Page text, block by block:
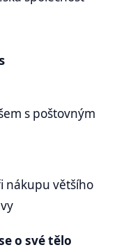
s poštovným
nákupu většího
o své tělo